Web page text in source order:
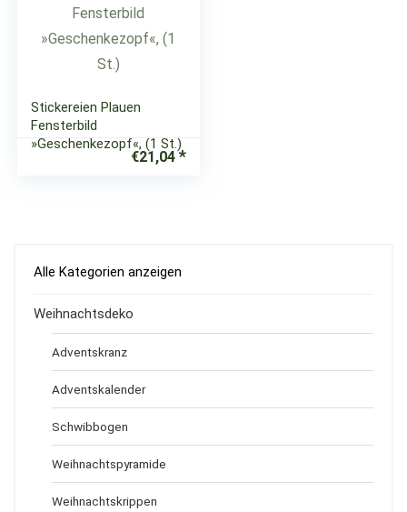
Stickereien Plauen
Fensterbild
»Geschenkezopf«, (1 St.)
€21,04
Alle Kategorien anzeigen
Weihnachtsdeko
Adventskranz
Adventskalender
Schwibbogen
Weihnachtspyramide
Weihnachtskrippen